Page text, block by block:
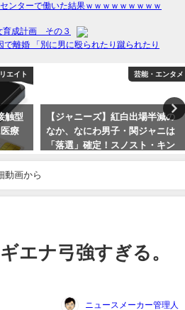
エイト
触型
療
芸能・エンタメ
【ジャニーズ】紅白出場半減の
なか、なにわ男子・関ジャニは
「落選」確定！スノスト・キン
プリ「可能性あり」の裏事情
動画から
エナ弓強すぎる。
ニュースメーカー管理人